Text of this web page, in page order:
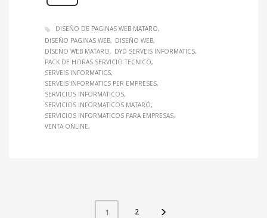
DISEÑO DE PAGINAS WEB MATARO
DISEÑO PAGINAS WEB
DISEÑO WEB
DISEÑO WEB MATARO
DYD SERVEIS INFORMATICS
PACK DE HORAS SERVICIO TECNICO
SERVEIS INFORMATICS
SERVEIS INFORMATICS PER EMPRESES
SERVICIOS INFORMATICOS
SERVICIOS INFORMATICOS MATARÓ
SERVICIOS INFORMATICOS PARA EMPRESAS
VENTA ONLINE
1 2